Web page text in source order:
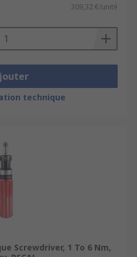
309,32 €/unité
technique
Screwdriver, 1 To 6 Nm,